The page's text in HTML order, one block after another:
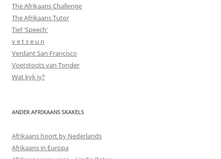
The Afrikaans Challenge
The Afrikaans Tutor
Tief 'Speech'
v e t s e u n
Verdant San Francisco
Voetstoots van Tonder
Wat kyk jy?
ANDER AFRIKAANS SKAKELS
Afrikaans hoort by Nederlands
Afrikaans in Europa